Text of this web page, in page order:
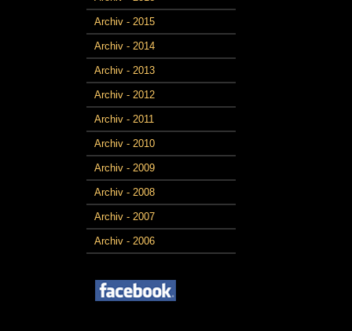
Archiv - 2015
Archiv - 2014
Archiv - 2013
Archiv - 2012
Archiv - 2011
Archiv - 2010
Archiv - 2009
Archiv - 2008
Archiv - 2007
Archiv - 2006